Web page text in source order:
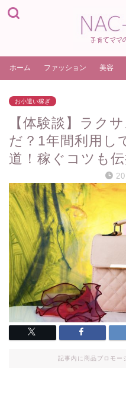
ホーム ファッション 美容
お小遣い稼ぎ
【体験談】ラク
だ？1年間利用し
道！稼ぐコツも
記事内に商品プロモー